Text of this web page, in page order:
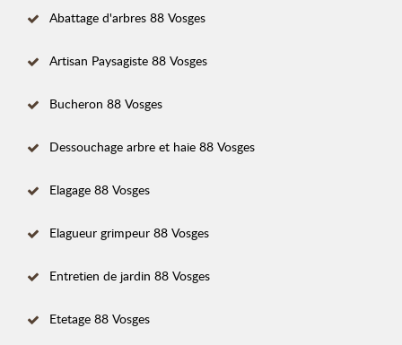
Abattage d'arbres 88 Vosges
Artisan Paysagiste 88 Vosges
Bucheron 88 Vosges
Dessouchage arbre et haie 88 Vosges
Elagage 88 Vosges
Elagueur grimpeur 88 Vosges
Entretien de jardin 88 Vosges
Etetage 88 Vosges